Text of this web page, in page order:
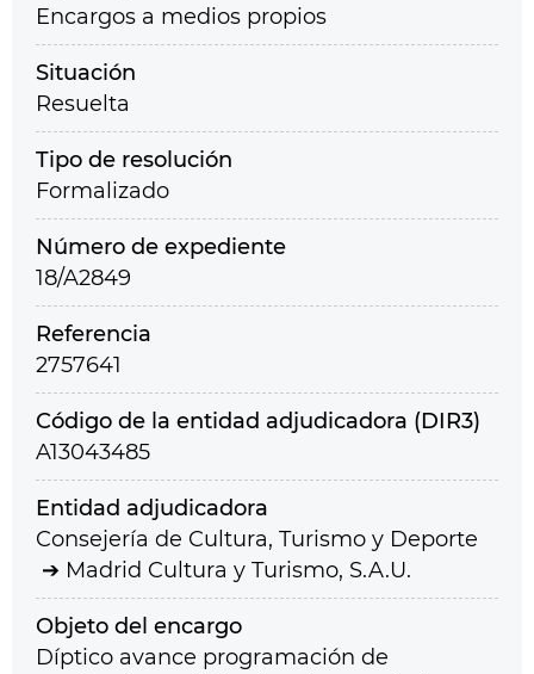
Encargos a medios propios
Situación
Resuelta
Tipo de resolución
Formalizado
Número de expediente
18/A2849
Referencia
2757641
Código de la entidad adjudicadora (DIR3)
A13043485
Entidad adjudicadora
Consejería de Cultura, Turismo y Deporte
Madrid Cultura y Turismo, S.A.U.
Objeto del encargo
Díptico avance programación de